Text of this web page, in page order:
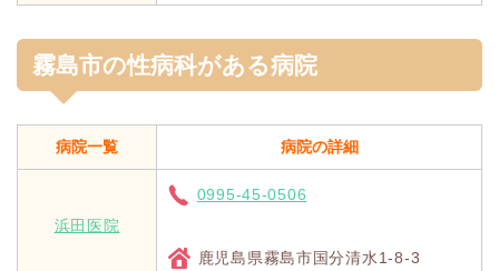
霧島市の性病科がある病院
病院一覧 病院の詳細
浜田医院
0995-45-0506
鹿児島県霧島市国分清水1-8-3